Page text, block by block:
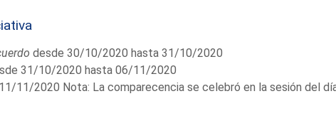
desde 30/10/2020 hasta 31/10/2020
31/10/2020 hasta 06/11/2020
11/2020 Nota: La comparecencia se celebró en la sesión del